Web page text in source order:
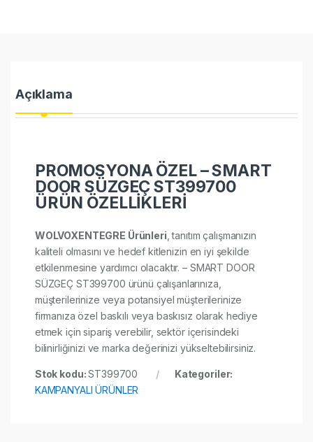
Açıklama
PROMOSYONA ÖZEL – SMART
DOOR SÜZGEÇ ST399700
ÜRÜN ÖZELLİKLERİ
WOLVOXENTEGRE Ürünleri , tanıtım çalışmanızın
kaliteli olmasını ve hedef kitlenizin en iyi şekilde
etkilenmesine yardımcı olacaktır. – SMART DOOR
SÜZGEÇ ST399700 ürünü çalışanlarınıza,
müşterilerinize veya potansiyel müşterilerinize
firmanıza özel baskılı veya baskısız olarak hediye
etmek için sipariş verebilir, sektör içerisindeki
bilinirliğinizi ve marka değerinizi yükseltebilirsiniz.
Stok kodu:ST399700
Kategoriler:
KAMPANYALI ÜRÜNLER